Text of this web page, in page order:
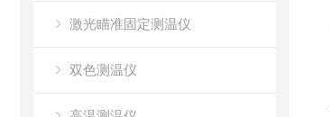
激光瞄准固定测温仪
双色测温仪